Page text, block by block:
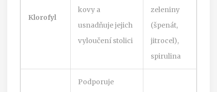
Klorofyl
kovy a
usnadňuje jejich
vyloučení stolici
zeleniny
(špenát,
jitrocel),
spirulina
Podporuje